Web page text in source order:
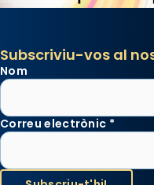
Subscriviu-vos al
Nom
Correu electrònic *